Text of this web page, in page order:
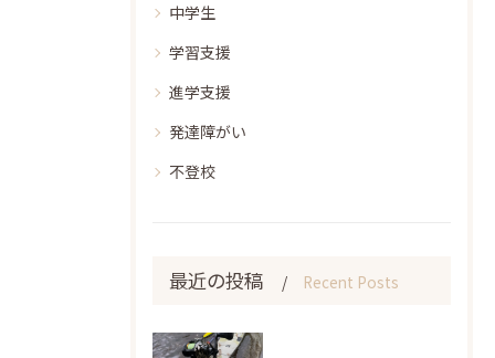
中学生
学習支援
進学支援
発達障がい
不登校
最近の投稿 Recent Posts